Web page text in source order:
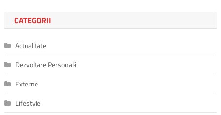
CATEGORII
Actualitate
Dezvoltare Personală
Externe
Lifestyle